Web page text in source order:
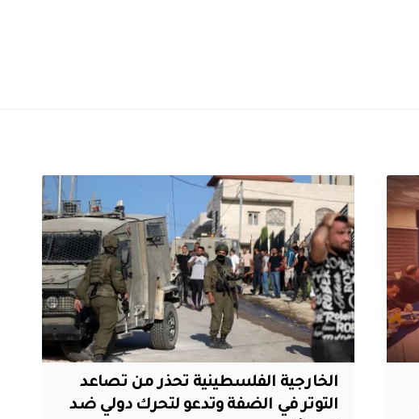
الخارجية الفلسطينية تحذر من تصاعد
التوتر في الضفة وتدعو لتحرك دولي ضد